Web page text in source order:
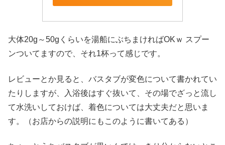
大体20g～50gくらいを湯船にぶちまければOKｗ スプー
ンついてますので、それ1杯って感じです。
レビューとか見ると、バスタブが変色について書かれてい
たりしますが、入浴後はすぐ抜いて、その場でざっと流し
て水洗いしておけば、着色については大丈夫だと思いま
す。（お店からの説明にもこのように書いてある）